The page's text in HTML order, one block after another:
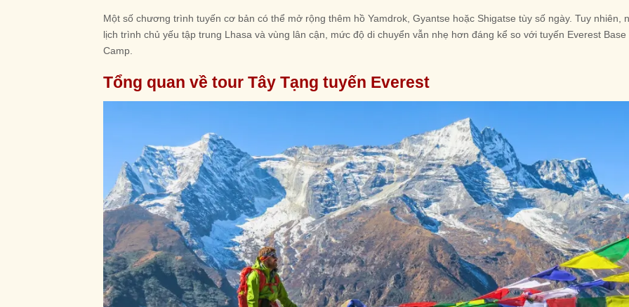
Một số chương trình tuyến cơ bản có thể mở rộng thêm hồ Yamdrok, Gyantse hoặc Shigatse tùy số ngày. Tuy nhiên,
lịch trình chủ yếu tập trung Lhasa và vùng lân cận, mức độ di chuyển vẫn nhẹ hơn đáng kể so với tuyến Everest Base
Camp.
Tổng quan về tour Tây Tạng tuyến Everest